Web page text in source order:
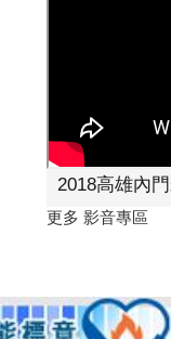
2018高雄內
更多 影音專區